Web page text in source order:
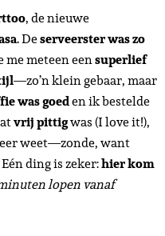
, de nieuwe
. Deserveerster was zo
meteen eensuperlief
—zo’n klein gebaar, maar
was goeden ik bestelde
vrij pittigwas (I love it!),
weet—zonde, want
ding is zeker:hier kom
lopen vanaf